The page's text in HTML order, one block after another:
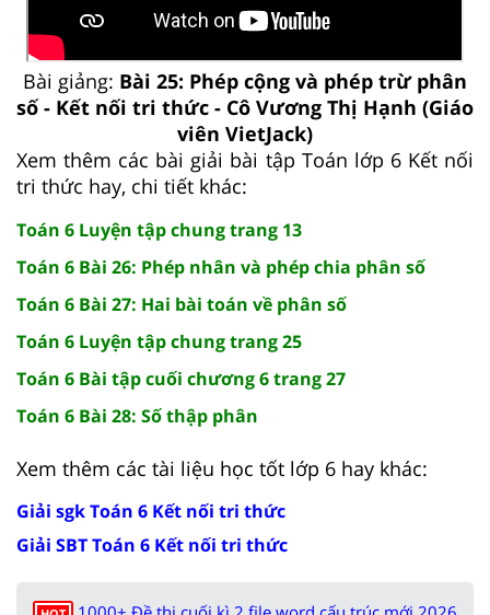
Bài giảng: Bài 25: Phép cộng và phép trừ phân
số - Kết nối tri thức - Cô Vương Thị Hạnh (Giáo
viên VietJack)
Xem thêm các bài giải bài tập Toán lớp 6 Kết nối
tri thức hay, chi tiết khác:
Toán 6 Luyện tập chung trang 13
Toán 6 Bài 26: Phép nhân và phép chia phân số
Toán 6 Bài 27: Hai bài toán về phân số
Toán 6 Luyện tập chung trang 25
Toán 6 Bài tập cuối chương 6 trang 27
Toán 6 Bài 28: Số thập phân
Xem thêm các tài liệu học tốt lớp 6 hay khác:
Giải sgk Toán 6 Kết nối tri thức
Giải SBT Toán 6 Kết nối tri thức